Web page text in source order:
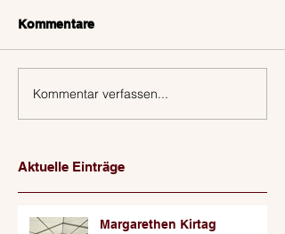
Kommentare
Kommentar verfassen...
Aktuelle Einträge
Margarethen Kirtag